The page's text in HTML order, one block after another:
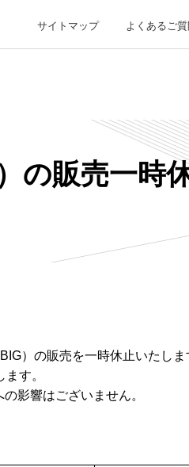
サイトマップ よくあるご質
の販売一時
）の販売を一時休止いたしま
す。
影響はございません。